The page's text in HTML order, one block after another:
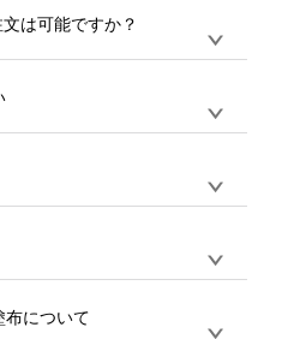
印刷など、大口注文の場合
当するエコバッグコンシェル
シェルをご利用ください。製
れば多いほど、オンデマンド
価格で製作することが可能で
式は、JPG / PNG / AI / PSD /
す。データの最大サイズ
ロード可能です。使用できな
なります。（※ Illustratorか
対応していません。AIで保存
ルからアップロードして下さ
は可能ですか？
おります。30個以上のご製
、サポートが担当するエコバ
ば、電話やFAX、メールなど
す。
などの場合は、製作数量が
、サポート担当が、デザイ
サー
さい。(※ 30個以下の場合
ルをご利用ください)
降に配送業者・伝票番号を
いたしますので、直接配送業
き調整をお願い致します。
に割引(最大50%)が適用され
布について